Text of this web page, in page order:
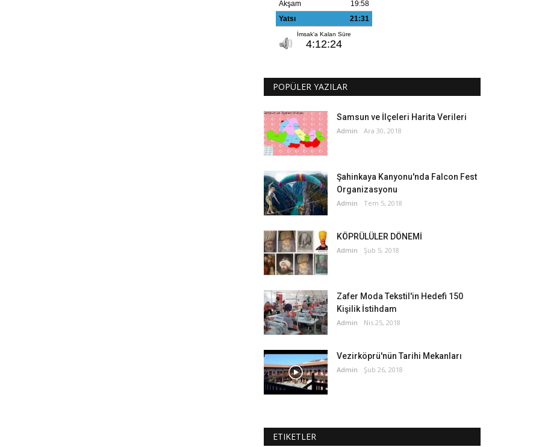
POPÜLER YAZILAR
Samsun ve İlçeleri Harita Verileri
Admin Ara 30, 2018
Şahinkaya Kanyonu'nda Falcon Fest
Organizasyonu
Admin Tem 5, 2018
KÖPRÜLÜLER DÖNEMİ
Admin Şub 5, 2018
Zafer Moda Tekstil'in Hedefi 150
Kişilik İstihdam
Admin Nis 25, 2018
Vezirköprü'nün Tarihi Mekanları
Admin Şub 26, 2018
ETIKETLER